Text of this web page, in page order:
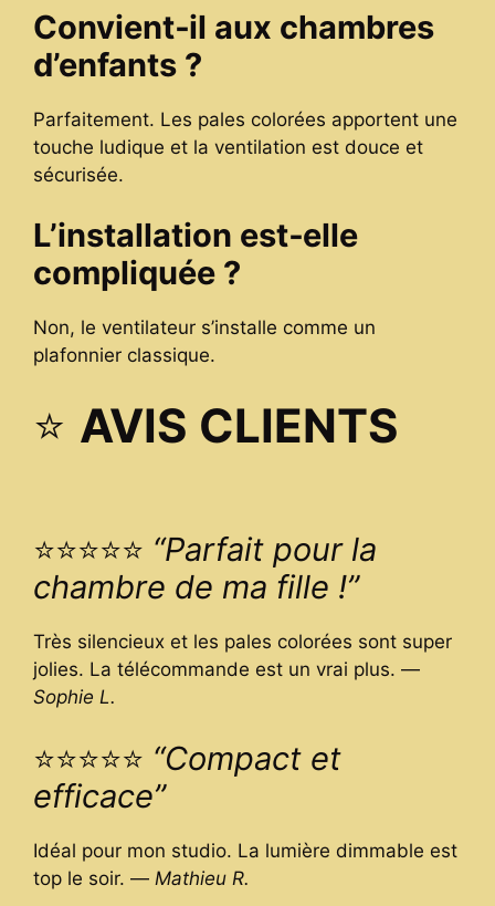
Convient‑il aux chambres
d’enfants ?
Parfaitement. Les pales colorées apportent une
touche ludique et la ventilation est douce et
sécurisée.
L’installation est‑elle
compliquée ?
Non, le ventilateur s’installe comme un
plafonnier classique.
⭐ AVIS CLIENTS
⭐⭐⭐⭐⭐ “Parfait pour la
chambre de ma fille !”
Très silencieux et les pales colorées sont super
jolies. La télécommande est un vrai plus. —
Sophie L.
⭐⭐⭐⭐⭐ “Compact et
efficace”
Idéal pour mon studio. La lumière dimmable est
top le soir. — Mathieu R.